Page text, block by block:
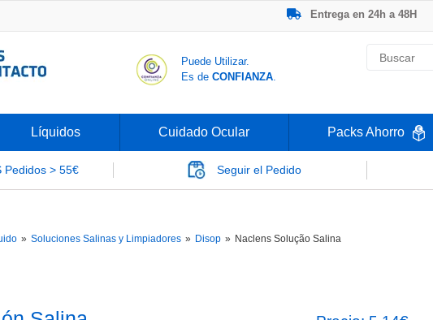
Entrega en 24h a 48H
Nº1 en Opinión de los Clientes
Puede Utilizar.
Es de CONFIANZA.
Líquidos Cuidado Ocular Packs Ahorro
Pedidos > 55€ Seguir el Pedido
» Soluciones Salinas y Limpiadores » Disop » Naclens Solução Salina